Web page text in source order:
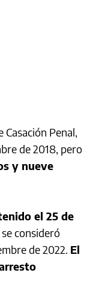
Casación Penal,
de 2018, pero
y nueve
el 25 de
consideró
de 2022. El